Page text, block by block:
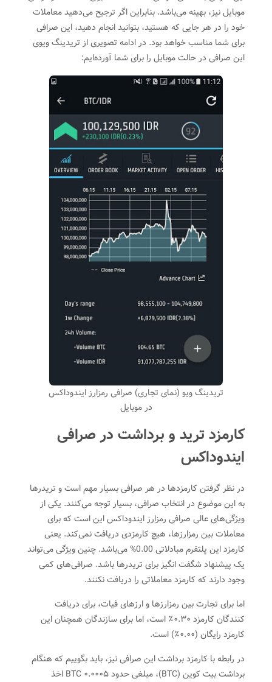
موبایل نیز، بهینه می‌باشد. بنابراین اگر ترجیح می‌دهید معاملات
خود را در هر جایی که هستید، بتوانید انجام دهید، این صرافی
برای شما مناسب خواهد بود. در ادامه تصویری از تریدینگ ویوی
این صرافی در حالت موبایل را برای شما آورده‌ایم:
تریدینگ ویو (نمای تجاری) صرافی رمزارز ایندوداکس
در موبایل
کارمزد ترید و برداشت در صرافی
ایندوداکس
در نظر گرفتن کارمزدها در هر صرافی بسیار مهم است و تریدرها
به این موضوع در انتخاب صرافی، بسیار توجه می‌کنند. یکی از
ویژگی‌های عالی صرافی رمزارز ایندوداکس این است که برای
معاملات بین رمزارزها، هیچ کارمزدی دریافت نمی‌کند. یعنی
کارمزد این پلتفرم مبادلاتی 0.00% می‌باشد. چنین ویژگی می‌تواند
یک پیشنهاد شگفت انگیز برای تریدرها باشد. صرافی‌های کمی
وجود دارند که کارمزد معاملاتی را دریافت نکنند.
اما برای تجارت بین رمزارزها و ارزهای فیات، برای دریافت
کنندگان کارمزد ۰.۳۰٪ است، اما برای سازندگان همچنان این
کارمزد رایگان (۰.۰۰٪) است.
در رابطه با کارمزد برداشت این صرافی نیز، باید بگوییم که هنگام
برداشت بیت کوین (BTC)، مبلغی حدود ۰.۰۰۰۵ BTC اخذ